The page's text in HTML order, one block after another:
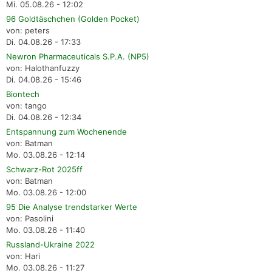
Mi. 05.08.26 - 12:02
96 Goldtäschchen (Golden Pocket)
von: peters
Di. 04.08.26 - 17:33
Newron Pharmaceuticals S.P.A. (NP5)
von: Halothanfuzzy
Di. 04.08.26 - 15:46
Biontech
von: tango
Di. 04.08.26 - 12:34
Entspannung zum Wochenende
von: Batman
Mo. 03.08.26 - 12:14
Schwarz-Rot 2025ff
von: Batman
Mo. 03.08.26 - 12:00
95 Die Analyse trendstarker Werte
von: Pasolini
Mo. 03.08.26 - 11:40
Russland-Ukraine 2022
von: Hari
Mo. 03.08.26 - 11:27